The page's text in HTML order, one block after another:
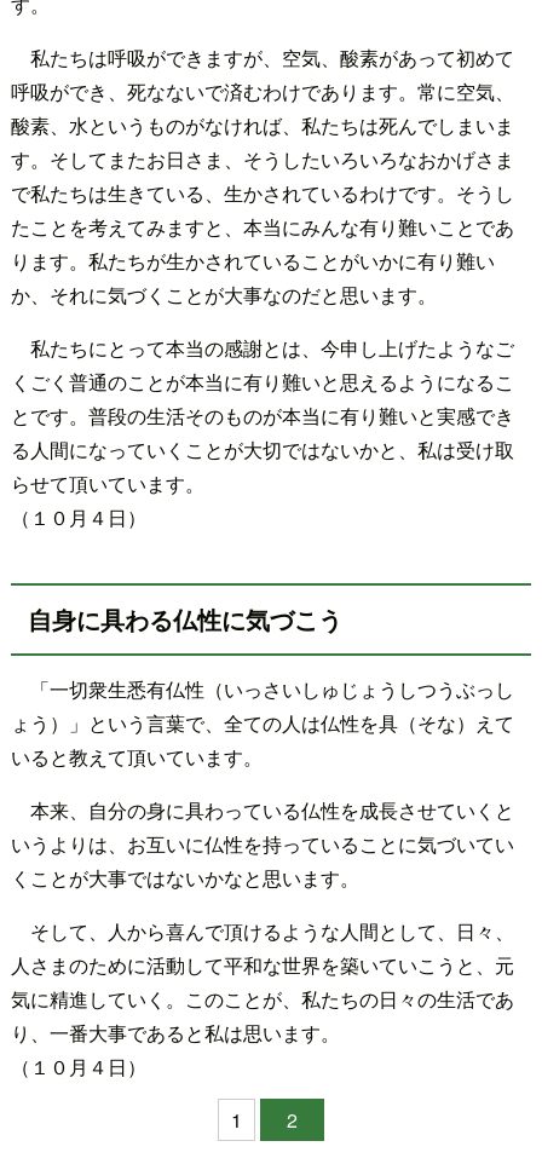
私たちは呼吸ができますが、空気、酸素があって初めて
呼吸ができ、死なないで済むわけであります。常に空気、
酸素、水というものがなければ、私たちは死んでしまいま
す。そしてまたお日さま、そうしたいろいろなおかげさま
で私たちは生きている、生かされているわけです。そうし
たことを考えてみますと、本当にみんな有り難いことであ
ります。私たちが生かされていることがいかに有り難い
か、それに気づくことが大事なのだと思います。
私たちにとって本当の感謝とは、今申し上げたようなご
くごく普通のことが本当に有り難いと思えるようになるこ
とです。普段の生活そのものが本当に有り難いと実感でき
る人間になっていくことが大切ではないかと、私は受け取
らせて頂いています。
（１０月４日）
自身に具わる仏性に気づこう
「一切衆生悉有仏性（いっさいしゅじょうしつうぶっし
ょう）」という言葉で、全ての人は仏性を具（そな）えて
いると教えて頂いています。
本来、自分の身に具わっている仏性を成長させていくと
いうよりは、お互いに仏性を持っていることに気づいてい
くことが大事ではないかなと思います。
そして、人から喜んで頂けるような人間として、日々、
人さまのために活動して平和な世界を築いていこうと、元
気に精進していく。このことが、私たちの日々の生活であ
り、一番大事であると私は思います。
（１０月４日）
1
2